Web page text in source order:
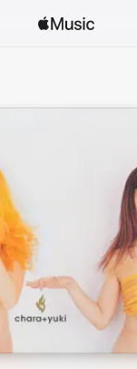
Apple Musicをインストー